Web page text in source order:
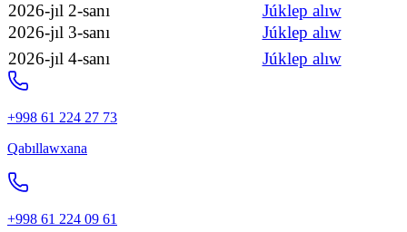
2026-jıl 2-sanı
Júklep alıw
2026-jıl 3-sanı
Júklep alıw
2026-jıl 4-sanı
Júklep alıw
+998 61 224 27 73
Qabıllawxana
+998 61 224 09 61